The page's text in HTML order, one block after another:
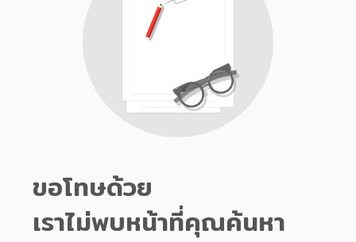
ขอโทษด้วย
เราไม่พบหน้าที่คุณค้นหา